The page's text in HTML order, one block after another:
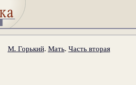
М. Горький. Мать. Часть вторая